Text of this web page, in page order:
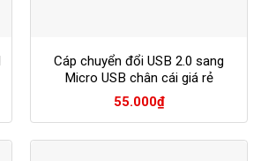
Cáp chuyển đổi USB 2.0 sang
Micro USB chân cái giá rẻ
55.000₫